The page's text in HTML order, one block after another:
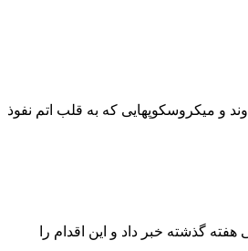
و میکروسکوپهایی که به قلب اتم نفوذ
تحت پوشش این شرکت طی هفته گذشته خبر داد و این اقدام را